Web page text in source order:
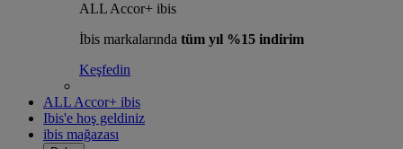
ALL Accor+ ibis
İbis markalarında tüm yıl %15 indirim
Keşfedin
ALL Accor+ ibis
Ibis'e hoş geldiniz
ibis mağazası